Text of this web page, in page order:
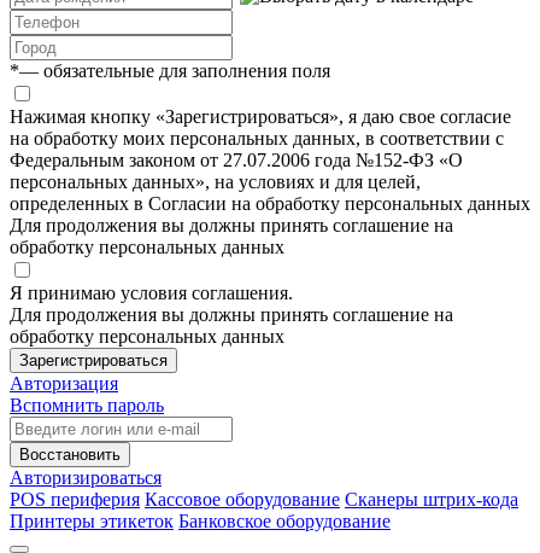
*— обязательные для заполнения поля
Нажимая кнопку «Зарегистрироваться», я даю свое согласие
на обработку моих персональных данных, в соответствии с
Федеральным законом от 27.07.2006 года №152-ФЗ «О
персональных данных», на условиях и для целей,
определенных в Согласии на обработку персональных данных
Для продолжения вы должны принять соглашение на
обработку персональных данных
Я принимаю условия соглашения.
Для продолжения вы должны принять соглашение на
обработку персональных данных
Зарегистрироваться
Авторизация
Вспомнить пароль
Восстановить
Авторизироваться
POS периферия Кассовое оборудование Сканеры штрих-кода
Принтеры этикеток Банковское оборудование